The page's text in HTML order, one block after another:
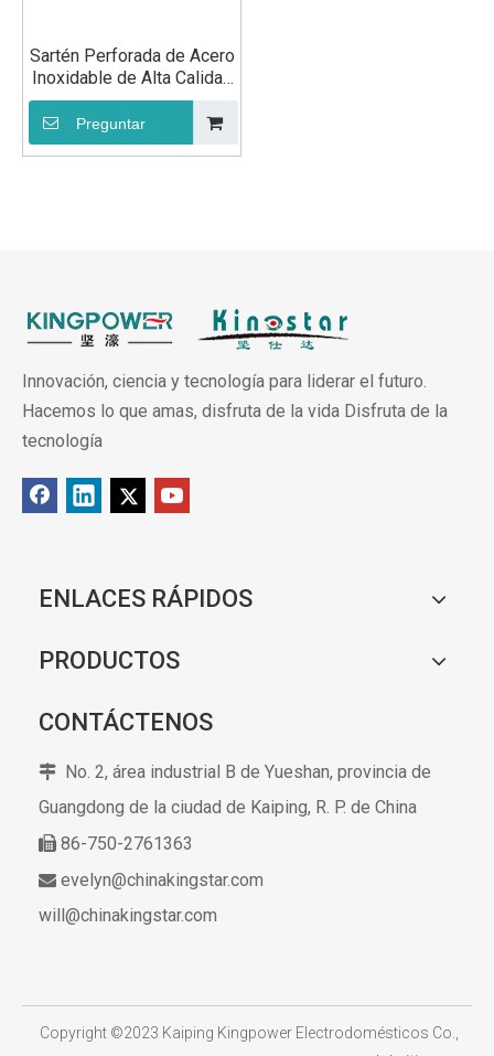
Sartén Perforada de Acero
Inoxidable de Alta Calidad
GN 1/1 100mm para
Cocina
Preguntar
Innovación, ciencia y tecnología para liderar el futuro.
Hacemos lo que amas, disfruta de la vida Disfruta de la
tecnología
ENLACES RÁPIDOS
PRODUCTOS
CONTÁCTENOS
 No. 2, área industrial B de Yueshan, provincia de
Guangdong de la ciudad de Kaiping, R. P. de China
 86-750-2761363
 evelyn@chinakingstar.com
will@chinakingstar.com
Copyright ©2023 Kaiping Kingpower Electrodomésticos Co.,